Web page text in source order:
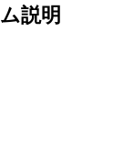
説明